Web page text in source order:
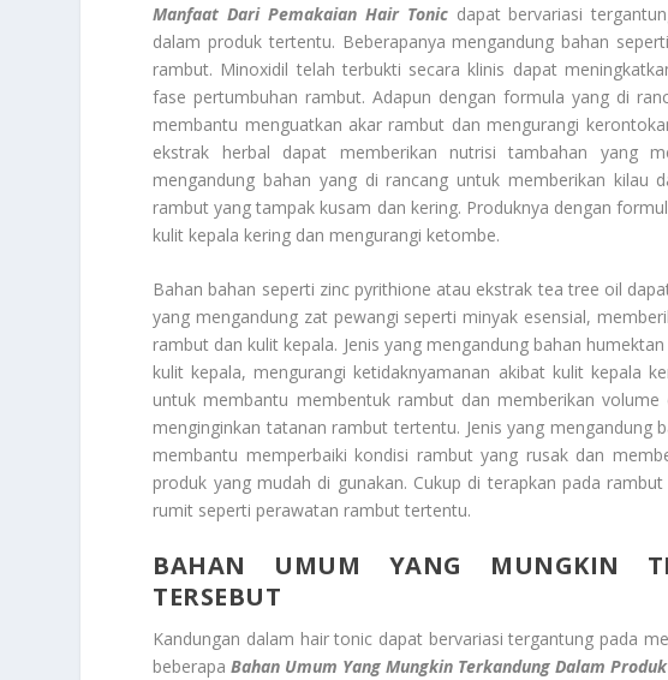
Manfaat Dari Pemakaian Hair Tonicdapat bervariasi
dalam produk tertentu. Beberapanya mengandung bahan
rambut. Minoxidil telah terbukti secara klinis dapat
fase pertumbuhan rambut. Adapun dengan formula yang di
membantu menguatkan akar rambut dan mengurangi
ekstrak herbal dapat memberikan nutrisi tambahan yang
mengandung bahan yang di rancang untuk memberikan kilau
rambut yang tampak kusam dan kering. Produknya dengan
kulit kepala kering dan mengurangi ketombe.
Bahan bahan seperti zinc pyrithione atau ekstrak tea tree oil
yang mengandung zat pewangi seperti minyak esensial,
rambut dan kulit kepala. Jenis yang mengandung bahan
kulit kepala, mengurangi ketidaknyamanan akibat kulit kepala
untuk membantu membentuk rambut dan memberikan
menginginkan tatanan rambut tertentu. Jenis yang
membantu memperbaiki kondisi rambut yang rusak dan
produk yang mudah di gunakan. Cukup di terapkan pada
rumit seperti perawatan rambut tertentu.
BAHAN UMUM YANG MUNGKIN
TERSEBUT
Kandungan dalam hair tonic dapat bervariasi tergantung pada
beberapaBahan Umum Yang Mungkin Terkandung Dalam